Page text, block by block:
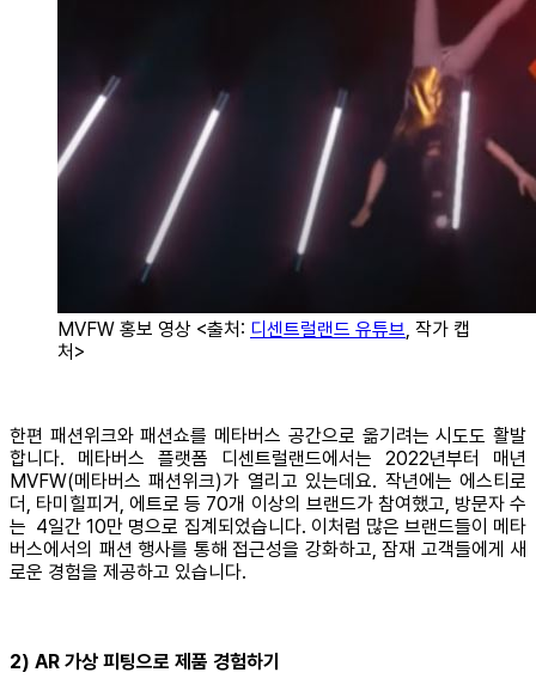
MVFW 홍보 영상 <출처: 디센트럴랜드 유튜브, 작가 캡
처>
한편 패션위크와 패션쇼를 메타버스 공간으로 옮기려는 시도도 활발
합니다. 메타버스 플랫폼 디센트럴랜드에서는 2022년부터 매년
MVFW(메타버스 패션위크)가 열리고 있는데요. 작년에는 에스티로
더, 타미힐피거, 에트로 등 70개 이상의 브랜드가 참여했고, 방문자 수
는 4일간 10만 명으로 집계되었습니다. 이처럼 많은 브랜드들이 메타
버스에서의 패션 행사를 통해 접근성을 강화하고, 잠재 고객들에게 새
로운 경험을 제공하고 있습니다.
2) AR 가상 피팅으로 제품 경험하기